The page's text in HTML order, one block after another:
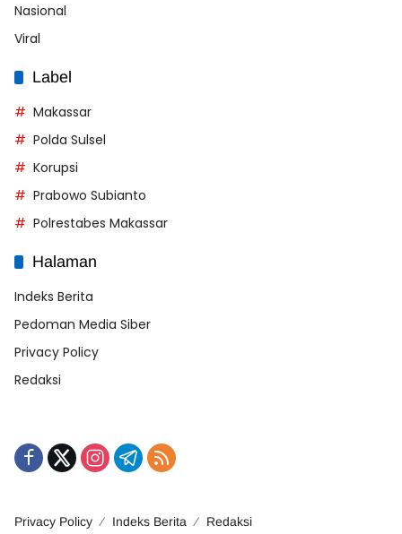
Nasional
Viral
Label
Makassar
Polda Sulsel
Korupsi
Prabowo Subianto
Polrestabes Makassar
Halaman
Indeks Berita
Pedoman Media Siber
Privacy Policy
Redaksi
Privacy Policy Indeks Berita Redaksi